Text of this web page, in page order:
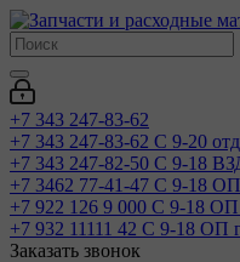
+7 343 247-83-62
+7 343 247-83-62 С 9-20
+7 343 247-82-50 С 9-18
+7 3462 77-41-47 С 9-18 ОП
+7 922 126 9 000 С 9-18 ОП
+7 932 11111 42 С 9-18 ОП
Заказать звонок